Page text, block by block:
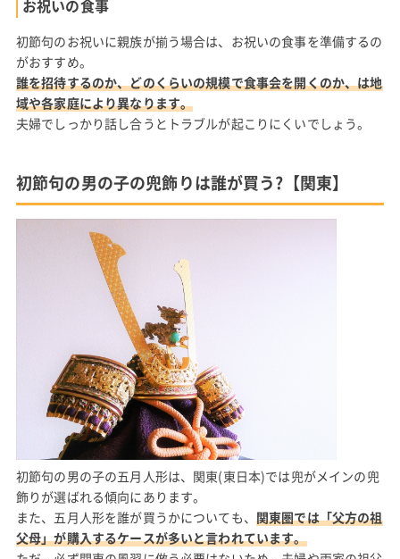
お祝いの食事
初節句のお祝いに親族が揃う場合は、お祝いの食事を準備するの
がおすすめ。
誰を招待するのか、どのくらいの規模で食事会を開くのか、は地
域や各家庭により異なります。
夫婦でしっかり話し合うとトラブルが起こりにくいでしょう。
初節句の男の子の兜飾りは誰が買う?【関東】
初節句の男の子の五月人形は、関東(東日本)では兜がメインの兜
飾りが選ばれる傾向にあります。
また、五月人形を誰が買うかについても、 関東圏では「父方の祖
父母」が購入するケースが多いと言われています。